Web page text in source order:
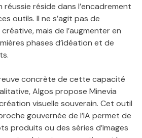
réussie réside dans l’encadrement
outils. Il ne s’agit pas de
mais de l’augmenter en
phases d’idéation et de
concrète de cette capacité
Algos propose Minevia
visuelle souverain. Cet outil
gouvernée de l’IA permet de
produits ou des séries d’images